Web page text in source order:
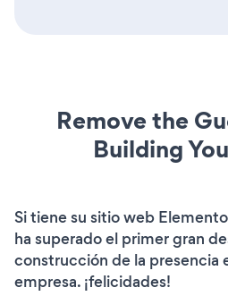
Remove the
Building
Si tiene su sitio web
ha superado el primer gran
construcción de la presencia
empresa. ¡felicidades!